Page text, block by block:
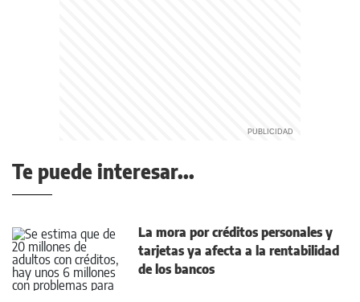
Te puede interesar...
La mora por créditos personales y
tarjetas ya afecta a la rentabilidad
de los bancos